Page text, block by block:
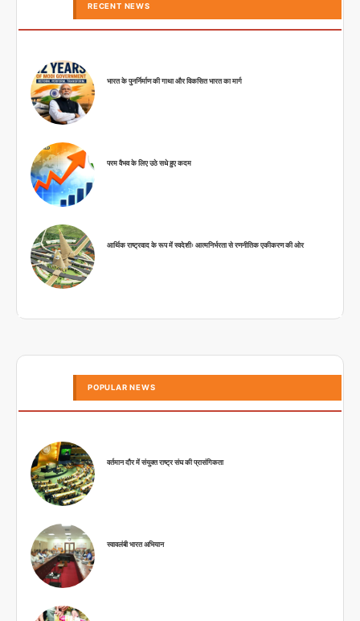
RECENT NEWS
भारत के पुनर्निर्माण की गाथा और विकसित भारत का मार्ग
परम वैभव के लिए उठे सधे हुए कदम
आर्थिक राष्ट्रवाद के रूप में स्वदेशीः आत्मनिर्भरता से रणनीतिक एकीकरण की ओर
POPULAR NEWS
वर्तमान दौर में संयुक्त राष्ट्र संघ की प्रासंगिकता
स्वावलंबी भारत अभियान